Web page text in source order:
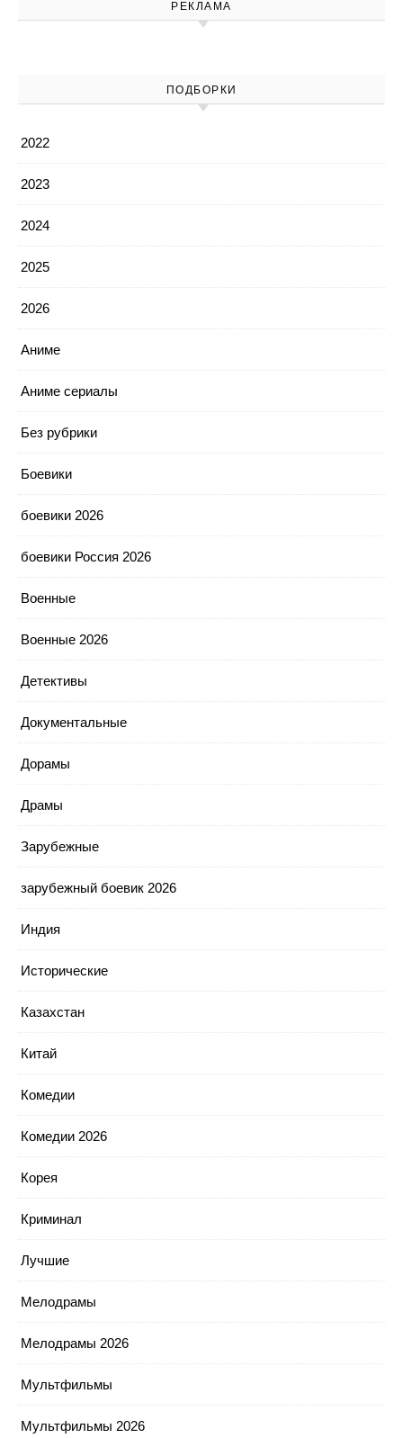
РЕКЛАМА
ПОДБОРКИ
2022
2023
2024
2025
2026
Аниме
Аниме сериалы
Без рубрики
Боевики
боевики 2026
боевики Россия 2026
Военные
Военные 2026
Детективы
Документальные
Дорамы
Драмы
Зарубежные
зарубежный боевик 2026
Индия
Исторические
Казахстан
Китай
Комедии
Комедии 2026
Корея
Криминал
Лучшие
Мелодрамы
Мелодрамы 2026
Мультфильмы
Мультфильмы 2026